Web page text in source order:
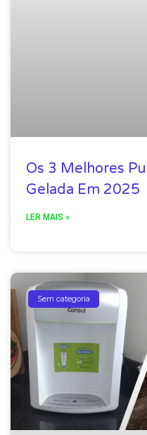
Os 3 Melhores
Gelada Em 2025
LER MAIS »
Sem categoria